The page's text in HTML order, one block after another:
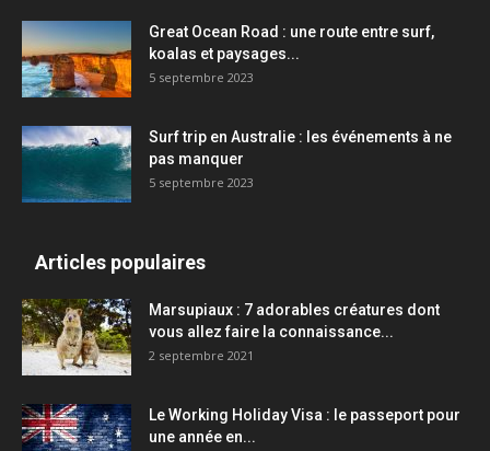
Great Ocean Road : une route entre surf,
koalas et paysages...
5 septembre 2023
Surf trip en Australie : les événements à ne
pas manquer
5 septembre 2023
Articles populaires
Marsupiaux : 7 adorables créatures dont
vous allez faire la connaissance...
2 septembre 2021
Le Working Holiday Visa : le passeport pour
une année en...